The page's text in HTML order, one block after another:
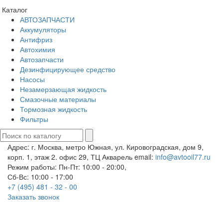
Каталог
АВТОЗАПЧАСТИ
Аккумуляторы
Антифриз
Автохимия
Автозапчасти
Дезинфицирующее средство
Насосы
Незамерзающая жидкость
Смазочные материалы
Тормозная жидкость
Фильтры
Адрес: г. Москва, метро Южная, ул. Кировоградская, дом 9,
корп. 1, этаж 2. офис 29, ТЦ Акварель email: info@avtooil77.ru
Режим работы: Пн-Пт: 10:00 - 20:00,
Сб-Вс: 10:00 - 17:00
+7 (495) 481 - 32 - 00
Заказать звонок